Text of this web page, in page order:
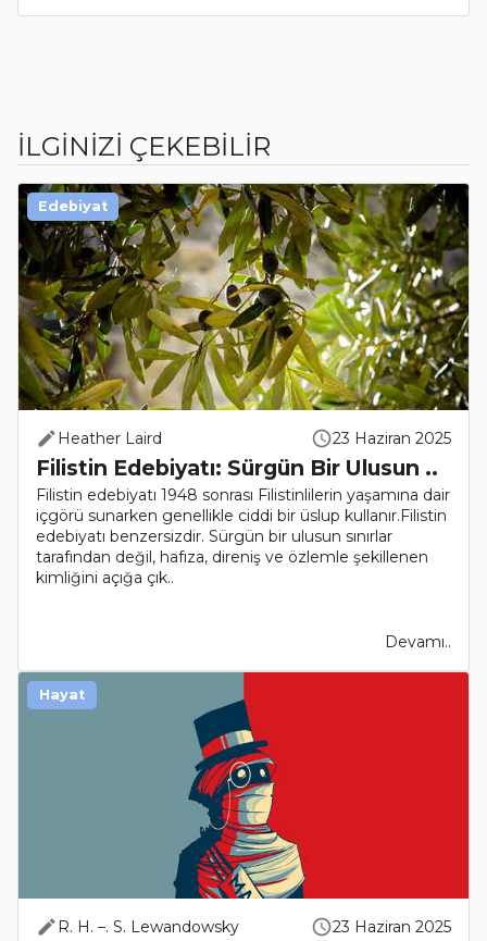
İLGİNİZİ ÇEKEBİLİR
Heather Laird 23 Haziran 2025
Filistin Edebiyatı: Sürgün Bir Ulusun ..
Filistin edebiyatı 1948 sonrası Filistinlilerin yaşamına dair
içgörü sunarken genellikle ciddi bir üslup kullanır.Filistin
edebiyatı benzersizdir. Sürgün bir ulusun sınırlar
tarafından değil, hafıza, direniş ve özlemle şekillenen
kimliğini açığa çık..
Devamı..
Edebiyat
R. H. –. S. Lewandowsky 23 Haziran 2025
Hayat